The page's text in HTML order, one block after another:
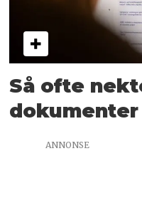
Så ofte
dokumenter
ANNONSE